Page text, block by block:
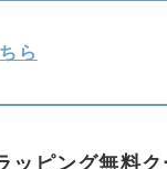
ら
ッピング無料